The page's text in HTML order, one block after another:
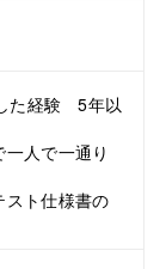
た経験 5年以
一人で一通り
スト仕様書の